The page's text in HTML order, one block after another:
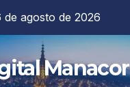
de agosto de 2026
Manacor